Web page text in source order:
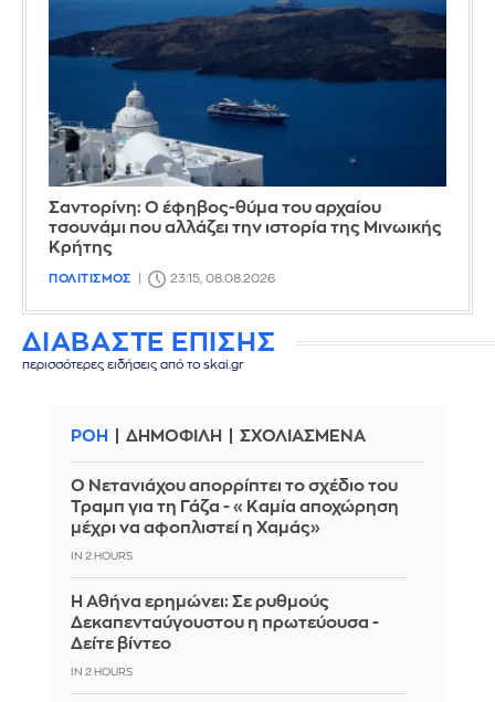
Σαντορίνη: Ο έφηβος-θύμα του αρχαίου
τσουνάμι που αλλάζει την ιστορία της Μινωικής
Κρήτης
ΠΟΛΙΤΙΣΜΟΣ 23:15, 08.08.2026
ΔΙΑΒΑΣΤΕ ΕΠΙΣΗΣ
περισσότερες ειδήσεις από το skai.gr
ΡΟΗ ΔΗΜΟΦΙΛΗ ΣΧΟΛΙΑΣΜΕΝΑ
Ο Νετανιάχου απορρίπτει το σχέδιο του
Τραμπ για τη Γάζα - «Καμία αποχώρηση
μέχρι να αφοπλιστεί η Χαμάς»
IN 2 HOURS
Η Αθήνα ερημώνει: Σε ρυθμούς
Δεκαπενταύγουστου η πρωτεύουσα -
Δείτε βίντεο
IN 2 HOURS